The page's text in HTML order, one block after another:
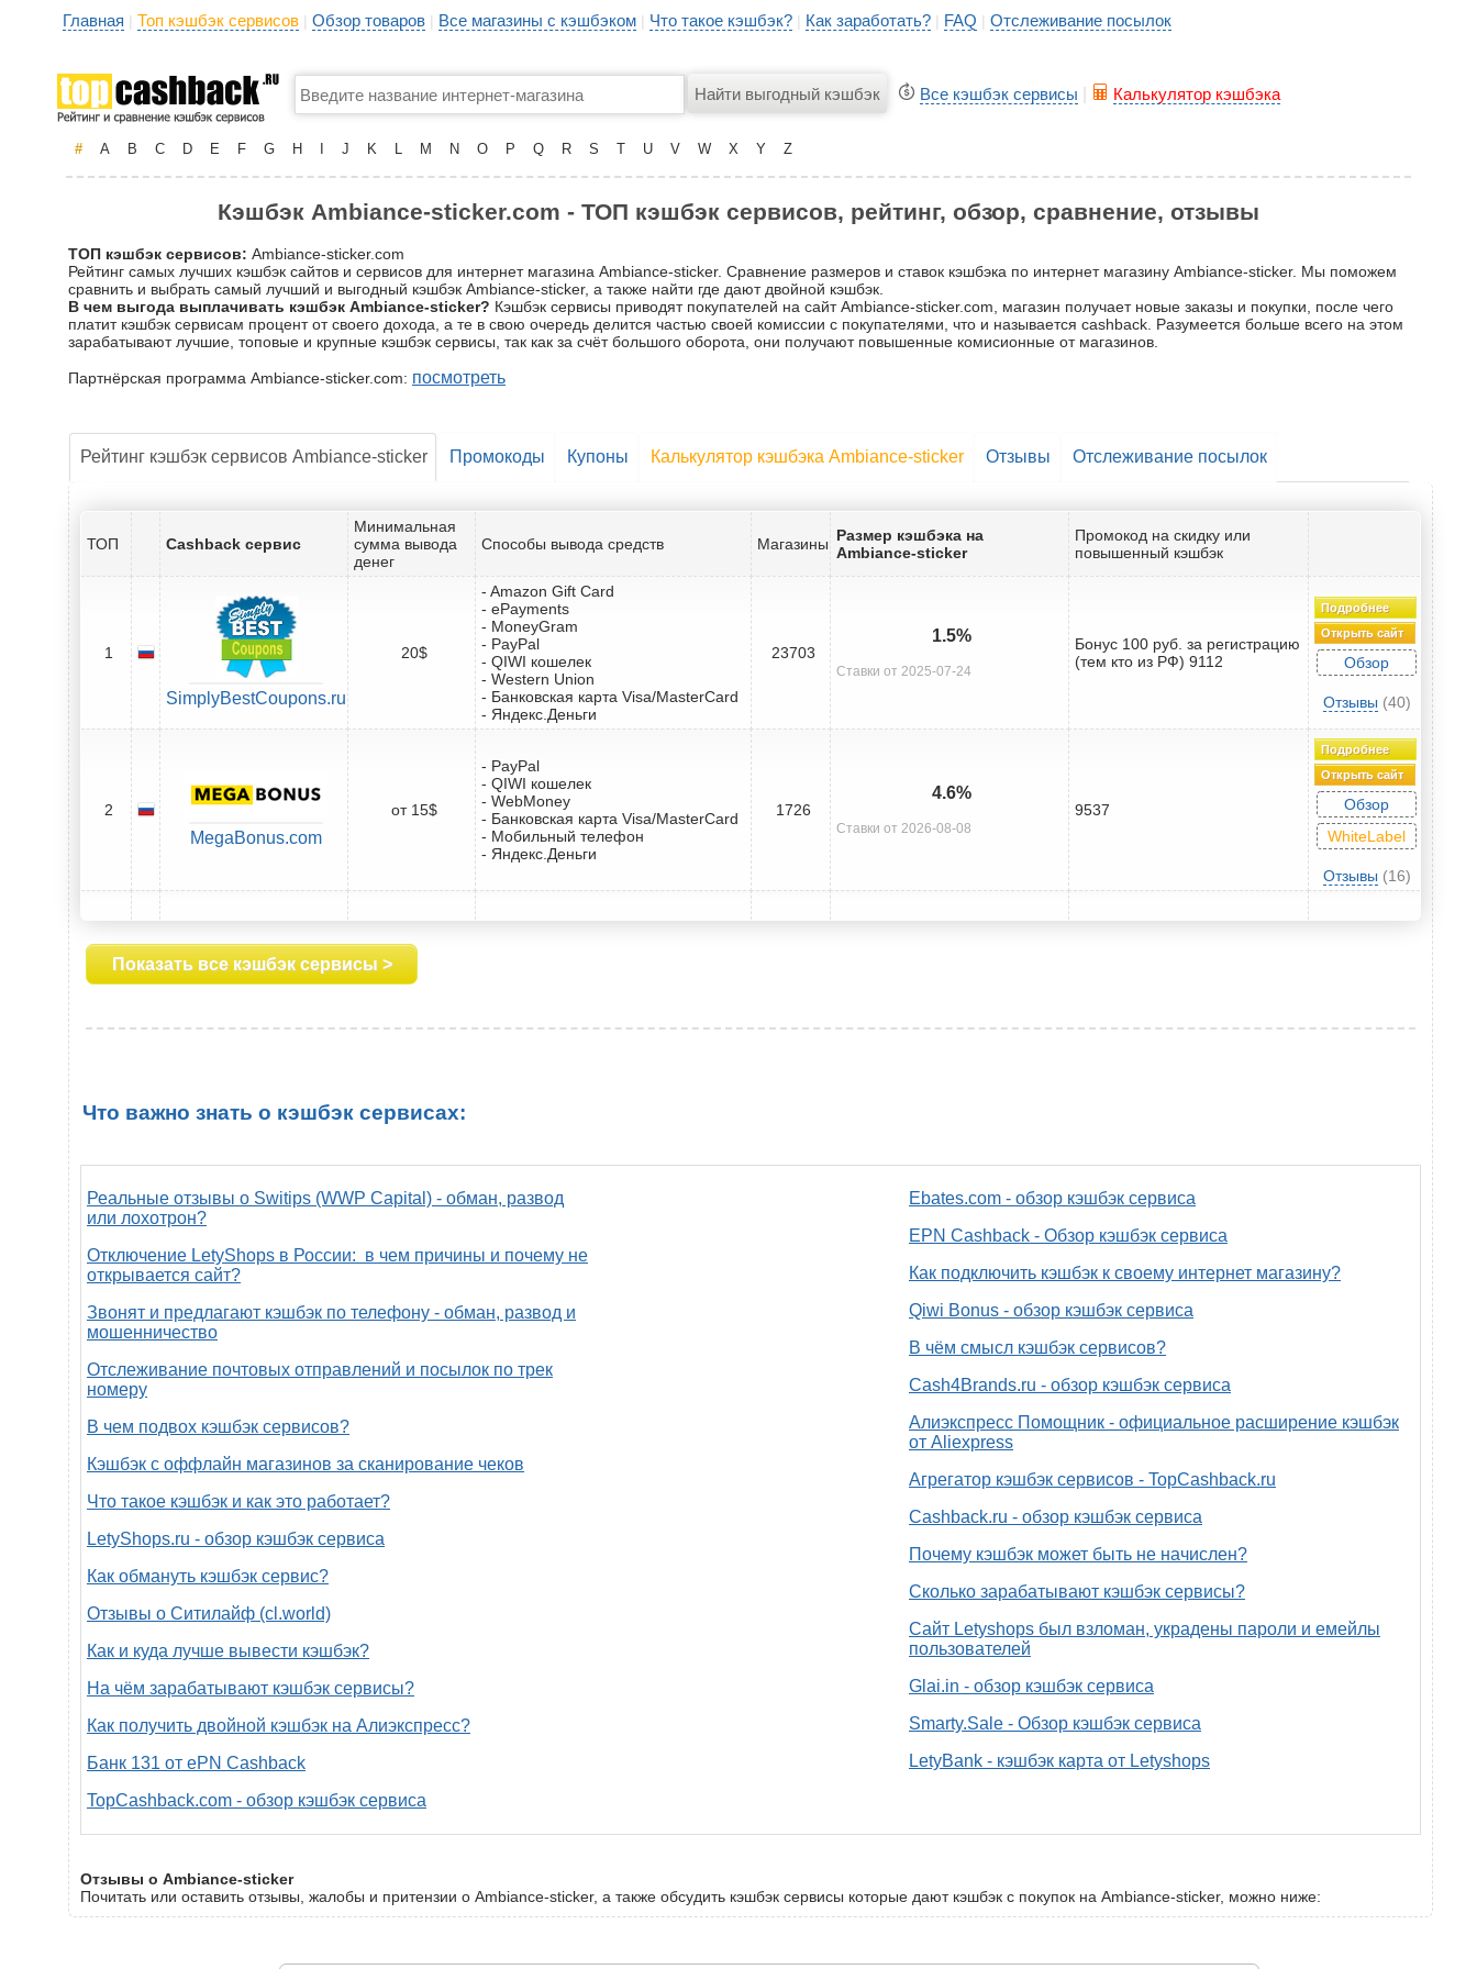
Главная | Топ кэшбэк сервисов | Обзор товаров | Все магазины с кэшбэком | Что такое кэшбэк? | Как заработать? | FAQ | Отслеживание посылок
Все кэшбэк сервисы Калькулятор кэшбэка
# A B C D E F G H J K L M N O P Q R S T U V W X Y Z
Кэшбэк Ambiance-sticker.com - ТОП кэшбэк сервисов, рейтинг, обзор, сравнение, отзывы
ТОП кэшбэк сервисов: Ambiance-sticker.com
Рейтинг самых лучших кэшбэк сайтов и сервисов для интернет магазина Ambiance-sticker. Сравнение размеров и ставок кэшбэка по интернет магазину Ambiance-sticker. Мы поможем
сравнить и выбрать самый лучший и выгодный кэшбэк Ambiance-sticker, а также найти где дают двойной кэшбэк.
В чем выгода выплачивать кэшбэк Ambiance-sticker? Кэшбэк сервисы приводят покупателей на сайт Ambiance-sticker.com, магазин получает новые заказы и покупки, после чего
платит кэшбэк сервисам процент от своего дохода, а те в свою очередь делится частью своей комиссии с покупателями, что и называется cashback. Разумеется больше всего на этом
зарабатывают лучшие, топовые и крупные кэшбэк сервисы, так как за счёт большого оборота, они получают повышенные комисионные от магазинов.
Партнёрская программа Ambiance-sticker.com: посмотреть
Рейтинг кэшбэк сервисов Ambiance-sticker Промокоды Купоны Калькулятор кэшбэка Ambiance-sticker Отзывы Отслеживание посылок
ТОП Cashback сервис
Минимальная
сумма вывода
денег
Способы вывода средств Магазины Размер кэшбэка на
Ambiance-sticker
Промокод на скидку или
повышенный кэшбэк
1
SimplyBestCoupons.ru
20$
- Amazon Gift Card
- ePayments
- MoneyGram
- PayPal
- QIWI кошелек
- Western Union
- Банковская карта Visa/MasterCard
- Яндекс.Деньги
23703
1.5%
Ставки от 2025-07-24
Бонус 100 руб. за регистрацию
(тем кто из РФ) 9112
Подробнее
Открыть сайт
Обзор
Отзывы (40)
2
MegaBonus.com
от 15$
- PayPal
- QIWI кошелек
- WebMoney
- Банковская карта Visa/MasterCard
- Мобильный телефон
- Яндекс.Деньги
1726
4.6%
Ставки от 2026-08-08
9537
Подробнее
Открыть сайт
Обзор
WhiteLabel
Отзывы (16)
Показать все кэшбэк сервисы >
Что важно знать о кэшбэк сервисах:
Реальные отзывы о Switips (WWP Capital) - обман, развод
или лохотрон?
Отключение LetyShops в России: в чем причины и почему не
открывается сайт?
Звонят и предлагают кэшбэк по телефону - обман, развод и
мошенничество
Отслеживание почтовых отправлений и посылок по трек
номеру
В чем подвох кэшбэк сервисов?
Кэшбэк с оффлайн магазинов за сканирование чеков
Что такое кэшбэк и как это работает?
LetyShops.ru - обзор кэшбэк сервиса
Как обмануть кэшбэк сервис?
Отзывы о Ситилайф (cl.world)
Как и куда лучше вывести кэшбэк?
На чём зарабатывают кэшбэк сервисы?
Как получить двойной кэшбэк на Алиэкспресс?
Банк 131 от ePN Cashback
TopCashback.com - обзор кэшбэк сервиса
Ebates.com - обзор кэшбэк сервиса
EPN Cashback - Обзор кэшбэк сервиса
Как подключить кэшбэк к своему интернет магазину?
Qiwi Bonus - обзор кэшбэк сервиса
В чём смысл кэшбэк сервисов?
Cash4Brands.ru - обзор кэшбэк сервиса
Алиэкспресс Помощник - официальное расширение кэшбэк
от Aliexpress
Агрегатор кэшбэк сервисов - TopCashback.ru
Cashback.ru - обзор кэшбэк сервиса
Почему кэшбэк может быть не начислен?
Сколько зарабатывают кэшбэк сервисы?
Сайт Letyshops был взломан, украдены пароли и емейлы
пользователей
Glai.in - обзор кэшбэк сервиса
Smarty.Sale - Обзор кэшбэк сервиса
LetyBank - кэшбэк карта от Letyshops
Отзывы о Ambiance-sticker
Почитать или оставить отзывы, жалобы и притензии о Ambiance-sticker, а также обсудить кэшбэк сервисы которые дают кэшбэк с покупок на Ambiance-sticker, можно ниже: